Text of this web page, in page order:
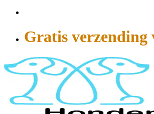
Gratis verzending